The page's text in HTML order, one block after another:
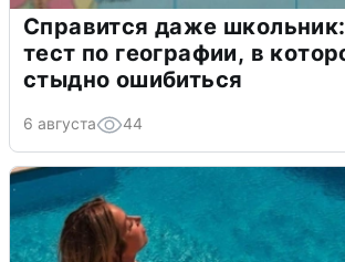
Справится даже
тест по географии, в
стыдно ошибиться
6 августа 44